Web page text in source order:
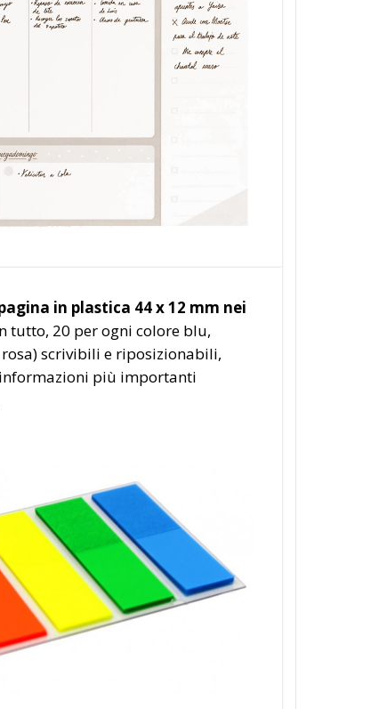
in plastica 44 x 12 mm nei
tutto, 20 per ogni colore blu,
scrivibili e riposizionabili,
più importanti